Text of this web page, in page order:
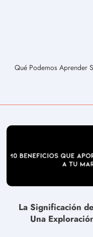
Qué Podemos Aprender
La Significación
Una